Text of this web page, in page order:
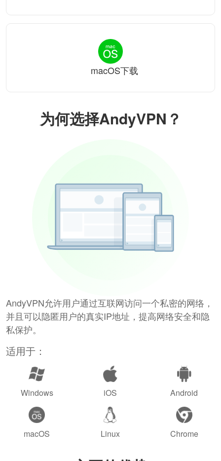
为何选择AndyVPN？
AndyVPN允许用户通过互联网访问一个私密的网络，
并且可以隐匿用户的真实IP地址，提高网络安全和隐
私保护。
适用于：
Windows iOS Android
macOS Linux Chrome
macOS下载